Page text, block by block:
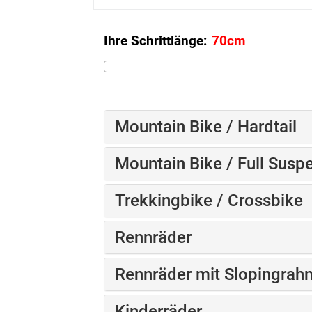
Ihre Schrittlänge:
Mountain Bike / Hardtail
Mountain Bike / Full
Trekkingbike / Crossbike
Rennräder
Rennräder mit